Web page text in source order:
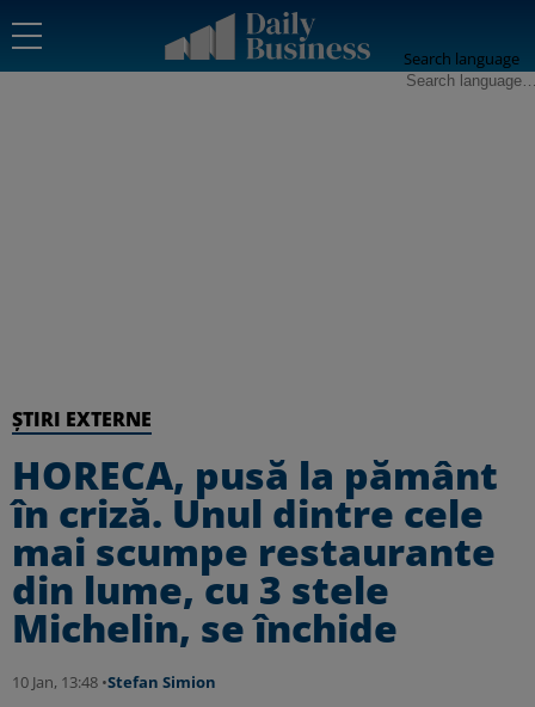
Search language
ȘTIRI EXTERNE
HORECA, pusă la pământ
în criză. Unul dintre cele
mai scumpe restaurante
din lume, cu 3 stele
Michelin, se închide
10 Jan, 13:48 •Stefan Simion